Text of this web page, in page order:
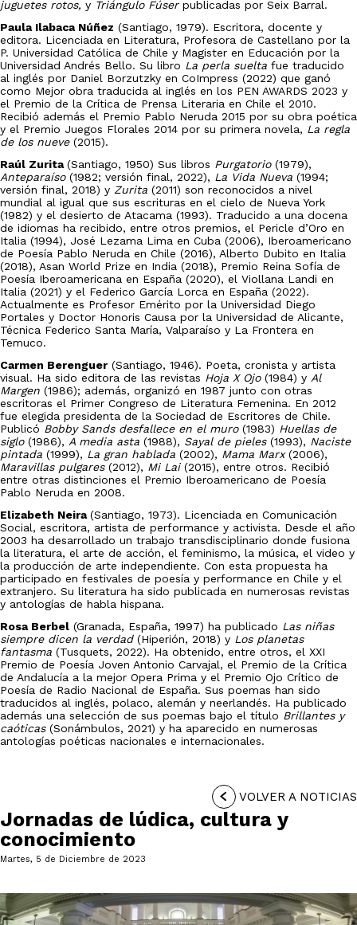
juguetes rotos, y Triángulo Fúserpublicadas por Seix Barral.
Paula Ilabaca Núñez (Santiago, 1979). Escritora, docente y
editora. Licenciada en Literatura, Profesora de Castellano por la
P. Universidad Católica de Chile y Magister en Educación por la
Universidad Andrés Bello. Su libro La perla suelta fue traducido
al inglés por Daniel Borzutzky en CoImpress (2022) que ganó
como Mejor obra traducida al inglés en los PEN AWARDS 2023 y
el Premio de la Crítica de Prensa Literaria en Chile el 2010.
Recibió además el Premio Pablo Neruda 2015 por su obra poética
y el Premio Juegos Florales 2014 por su primera novela, La regla
de los nueve(2015).
Raúl Zurita(Santiago, 1950) Sus libros Purgatorio(1979),
Anteparaíso(1982; versión final, 2022), La Vida Nueva (1994;
versión final, 2018) y Zurita (2011) son reconocidos a nivel
mundial al igual que sus escrituras en el cielo de Nueva York
(1982) y el desierto de Atacama (1993). Traducido a una docena
de idiomas ha recibido, entre otros premios, el Pericle d’Oro en
Italia (1994), José Lezama Lima en Cuba (2006), Iberoamericano
de Poesía Pablo Neruda en Chile (2016), Alberto Dubito en Italia
(2018), Asan World Prize en India (2018), Premio Reina Sofía de
Poesía Iberoamericana en España (2020), el Viollana Landi en
Italia (2021) y el Federico García Lorca en España (2022).
Actualmente es Profesor Emérito por la Universidad Diego
Portales y Doctor Honoris Causa por la Universidad de Alicante,
Técnica Federico Santa María, Valparaíso y La Frontera en
Temuco.
Carmen Berenguer (Santiago, 1946). Poeta, cronista y artista
visual. Ha sido editora de las revistas Hoja X Ojo(1984) y Al
Margen (1986); además, organizó en 1987 junto con otras
escritoras el Primer Congreso de Literatura Femenina. En 2012
fue elegida presidenta de la Sociedad de Escritores de Chile.
Publicó Bobby Sands desfallece en el muro(1983) Huellas de
siglo(1986), A media asta (1988), Sayal de pieles(1993), Naciste
pintada (1999), La gran hablada (2002), Mama Marx(2006),
Maravillas pulgares(2012), Mi Lai(2015), entre otros. Recibió
entre otras distinciones el Premio Iberoamericano de Poesía
Pablo Neruda en 2008.
Elizabeth Neira(Santiago, 1973). Licenciada en Comunicación
Social, escritora, artista de performance y activista. Desde el año
2003 ha desarrollado un trabajo transdisciplinario donde fusiona
la literatura, el arte de acción, el feminismo, la música, el video y
la producción de arte independiente. Con esta propuesta ha
participado en festivales de poesía y performance en Chile y el
extranjero. Su literatura ha sido publicada en numerosas revistas
y antologías de habla hispana.
Rosa Berbel (Granada, España, 1997) ha publicado Las niñas
siempre dicen la verdad(Hiperión, 2018) y Los planetas
fantasma (Tusquets, 2022). Ha obtenido, entre otros, el XXI
Premio de Poesía Joven Antonio Carvajal, el Premio de la Crítica
de Andalucía a la mejor Opera Prima y el Premio Ojo Crítico de
Poesía de Radio Nacional de España. Sus poemas han sido
traducidos al inglés, polaco, alemán y neerlandés. Ha publicado
además una selección de sus poemas bajo el título Brillantes y
caóticas(Sonámbulos, 2021) y ha aparecido en numerosas
antologías poéticas nacionales e internacionales.
VOLVER A NOTICIAS
Jornadas de lúdica, cultura y
conocimiento
Martes, 5 de Diciembre de 2023